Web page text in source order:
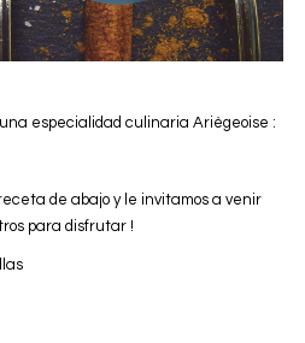
especialidad culinaria Ariègeoise :
de abajo y le invitamos a venir
para disfrutar !